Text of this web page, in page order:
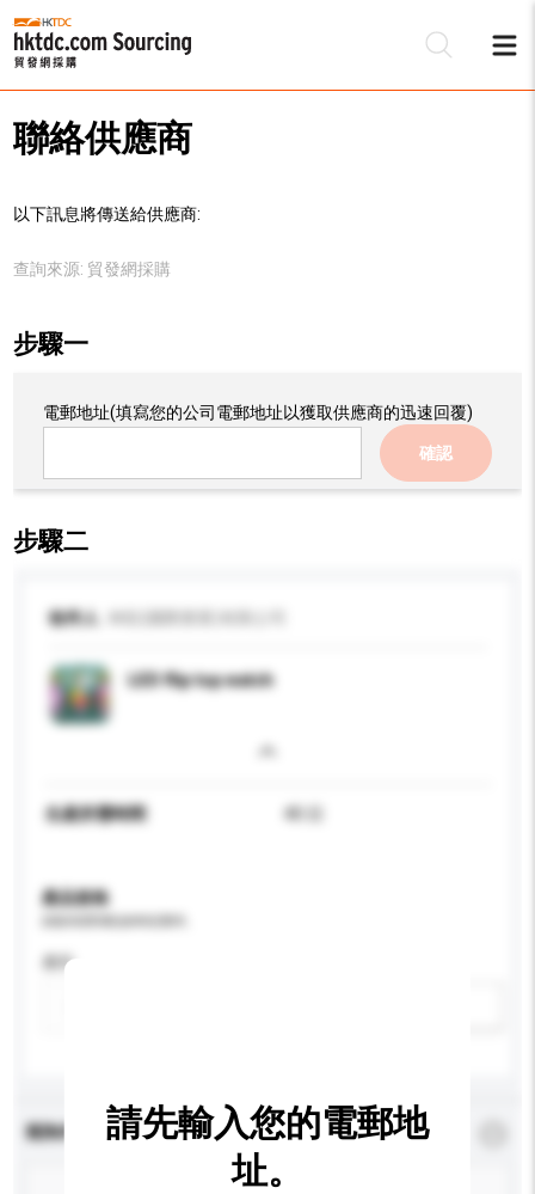
聯絡供應商
以下訊息將傳送給供應商:
查詢來源: 貿發網採購
步驟一
電郵地址(填寫您的公司電郵地址以獲取供應商的迅速回覆)
確認
步驟二
收件人
LED flip top watch
生產所需時間 40 日
產品規格
應用
查詢內容 *必須填寫
請先輸入您的電郵地
址。